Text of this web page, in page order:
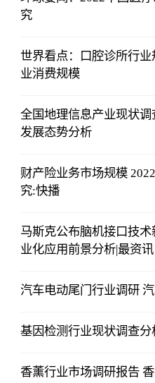
究
世界看点：口腔诊所行
业消费规模
全国地理信息产业现状
发展态势分析​
财产险业务市场规模
究:快播
马斯克公布脑机接口技
业化应用前景分析|最资讯
汽车电动尾门行业调研
基因检测行业现状调查
香薰行业市场调研报告